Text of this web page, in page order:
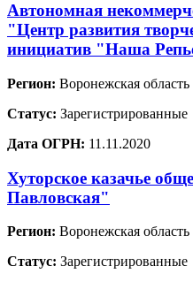
Автономная
"Центр развития
инициатив "Наша
Регион: Воронежская область
Статус: Зарегистрированные
Дата ОГРН: 11.11.2020
Хуторское казачье
Павловская"
Регион: Воронежская область
Статус: Зарегистрированные